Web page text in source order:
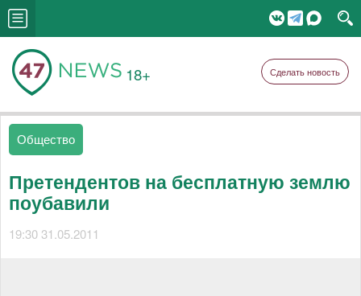
18+ Сделать новость
Общество
Претендентов на бесплатную землю
поубавили
19:30 31.05.2011